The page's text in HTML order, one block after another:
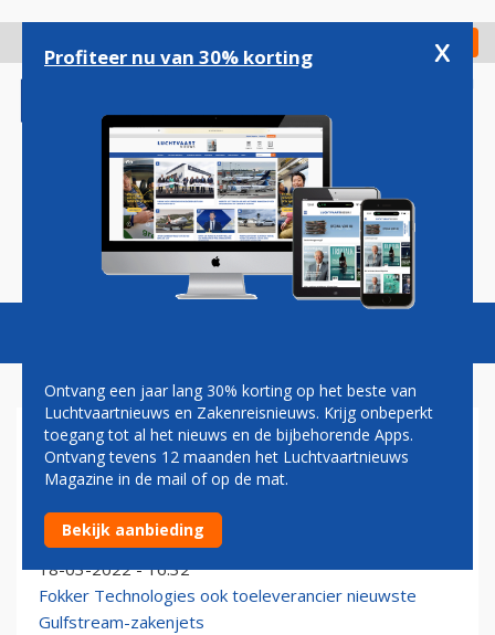
gaan
Check in
Magazine Podcasts Vacatures
FOKKER TECHNOLOGIES
Fokker sluit vestigingen in Helmond en Hoogerheide,
banen naar Papendrecht
18-03-2022 - 16:32
Fokker Technologies ook toeleverancier nieuwste
Gulfstream-zakenjets
Profiteer nu van 30% korting x
Ontvang een jaar lang 30% korting op het beste van
Luchtvaartnieuws en Zakenreisnieuws. Krijg onbeperkt
toegang tot al het nieuws en de bijbehorende Apps.
Ontvang tevens 12 maanden het Luchtvaartnieuws
Magazine in de mail of op de mat.
Bekijk aanbieding